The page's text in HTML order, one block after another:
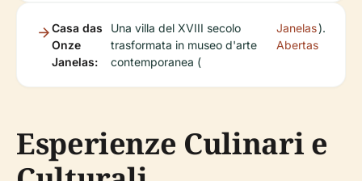
Casa das
Onze
Janelas:
Una villa del XVIII secolo
trasformata in museo d'arte
contemporanea (
Janelas
Abertas
).
Esperienze Culinari e